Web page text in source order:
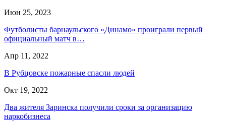
Июн 25, 2023
Футболисты барнаульского «Динамо» проиграли первый
официальный матч в…
Апр 11, 2022
В Рубцовске пожарные спасли людей
Окт 19, 2022
Два жителя Заринска получили сроки за организацию
наркобизнеса